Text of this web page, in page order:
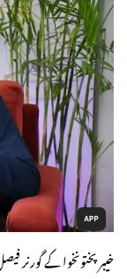
خیبرپختونخوا کے گورنر